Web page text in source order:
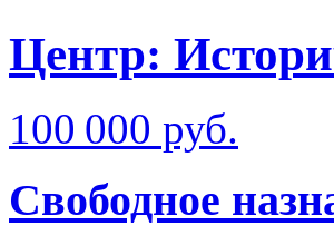
Центр:
100 000 руб.
Свободное